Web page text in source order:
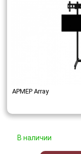
АРМЕР Array
В наличии